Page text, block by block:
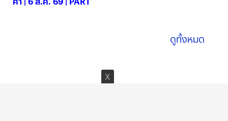
ดูทั้งหมด